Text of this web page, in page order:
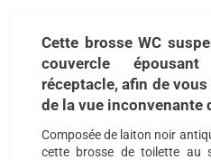
Cette brosse WC
couvercle
réceptacle, afin de
de la vue inconvenante
Composée de laiton noir
cette brosse de toilette au